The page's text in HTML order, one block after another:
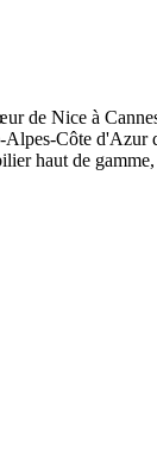
de Nice à
Côte d'Azur
haut de